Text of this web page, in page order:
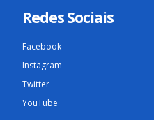
Redes Sociais
Facebook
Instagram
Twitter
YouTube